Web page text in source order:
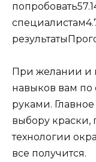
При желании и
навыков вам по
руками.
выбору краски,
технологии
все получится.